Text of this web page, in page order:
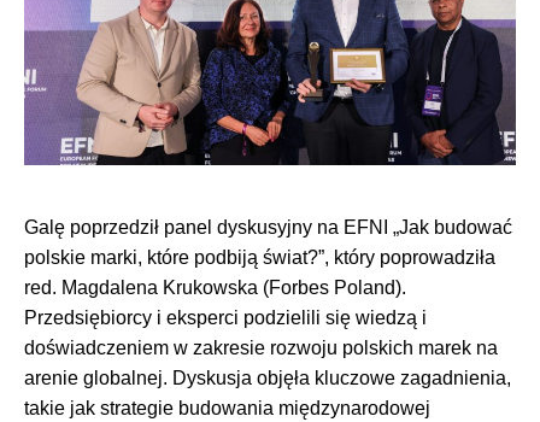
Galę poprzedził panel dyskusyjny na EFNI „Jak budować
polskie marki, które podbiją świat?”, który poprowadziła
red. Magdalena Krukowska (Forbes Poland).
Przedsiębiorcy i eksperci podzielili się wiedzą i
doświadczeniem w zakresie rozwoju polskich marek na
arenie globalnej. Dyskusja objęła kluczowe zagadnienia,
takie jak strategie budowania międzynarodowej